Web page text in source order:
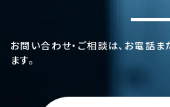
お問い合わせ・ご相談は、お電話
ます。